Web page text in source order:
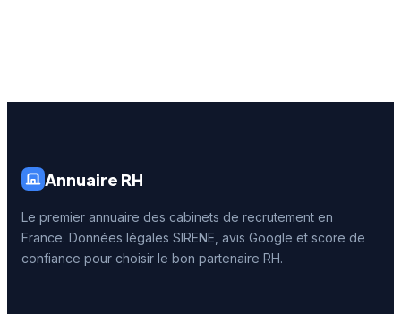
Annuaire RH
Le premier annuaire des cabinets de recrutement en
France. Données légales SIRENE, avis Google et score de
confiance pour choisir le bon partenaire RH.